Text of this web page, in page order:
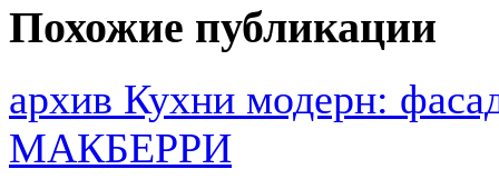
Похожие публикации
архив Кухни модерн:
MАКБЕРРИ